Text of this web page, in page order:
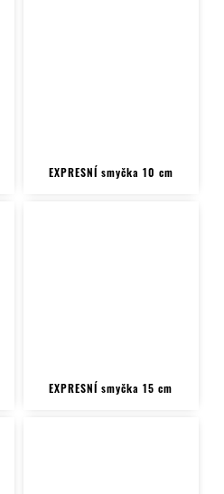
EXPRESNÍ smyčka 10 cm
EXPRESNÍ smyčka 15 cm